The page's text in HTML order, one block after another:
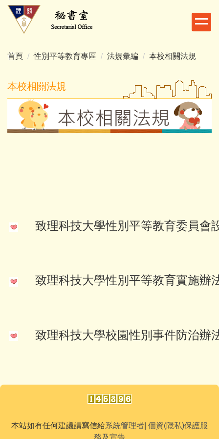
跳
內
首頁 性別平等教育專區 法規彙編 本校相關法規
本校相關法規
致理科技大學性別平等教育委員會
致理科技大學性別平等教育實施辦
致理科技大學校園性別事件防治辦
本站如有任何建議請寫信給系統管理者 個資(隱私)保護服